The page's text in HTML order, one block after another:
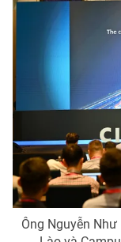
Cơ quan báo chí:
Giấy phép hoạt
cấp ngày 29/12/
Tổng Biên tập:Vũ
Phó Tổng Biên tập:
Nguyễn Trọng Ninh
Tổng đài VTV:
Ông Nguyễn